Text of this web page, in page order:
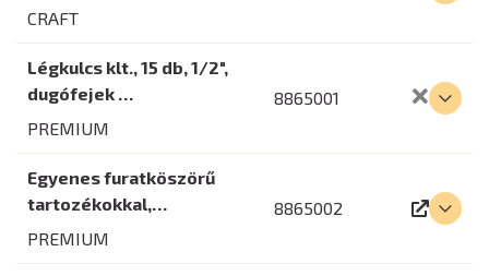
CRAFT
Légkulcs klt., 15 db, 1/2",
dugófejek …
PREMIUM
8865001
Egyenes furatköszörű
tartozékokkal,…
PREMIUM
8865002